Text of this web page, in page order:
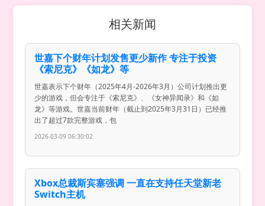
相关新闻
世嘉下个财年计划发售更少新作 专注于投资
《索尼克》《如龙》等
世嘉表示下个财年（2025年4月-2026年3月）公司计划推出更
少的游戏，但会专注于《索尼克》、《女神异闻录》和《如
龙》等游戏。世嘉当前财年（截止到2025年3月31日）已经推
出了超过7款完整游戏，包
2026-03-09 06:30:02
Xbox总裁斯宾塞强调 一直在支持任天堂新老
Switch主机